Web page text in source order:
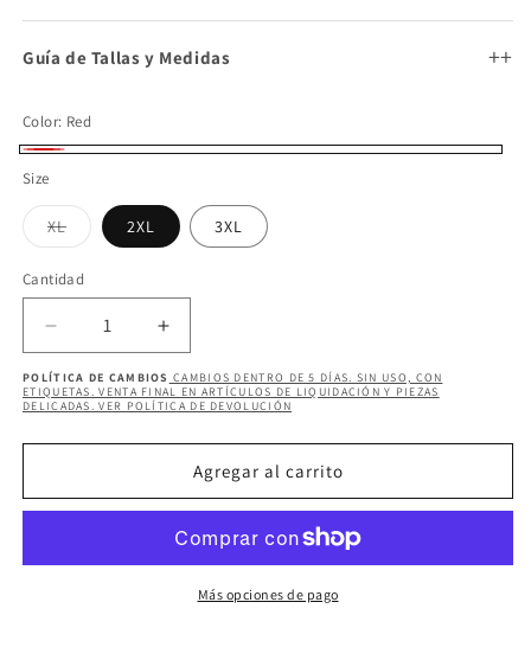
Guía de Tallas y Medidas +
Color: Red
Size
XLVariante
agotada
no
disponible
2XL 3XL
Cantidad
Cantidad
Reducir
cantidad
para
MARILIN
Aumentar
cantidad
para
MARILIN
POLÍTICA DE CAMBIOS CAMBIOS DENTRO DE 5 DÍAS. SIN USO, CON
ETIQUETAS. VENTA FINAL EN ARTÍCULOS DE LIQUIDACIÓN Y PIEZAS
DELICADAS. VER POLÍTICA DE DEVOLUCIÓN
Agregar al carrito
Más opciones de pago